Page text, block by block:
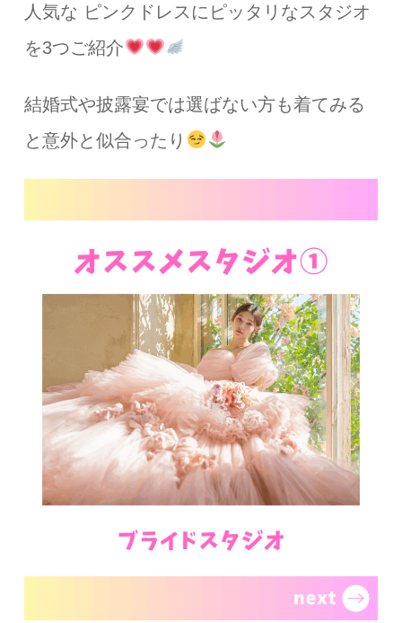
人気な ピンクドレスにピッタリなスタジオ
を3つご紹介
結婚式や披露宴では選ばない方も着てみる
と意外と似合ったり